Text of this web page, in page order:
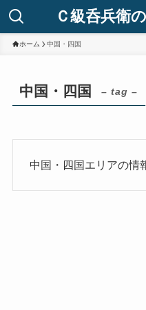
Ｃ級呑兵衛
ホーム 中国・四国
中国・四国 – tag –
中国・四国エリアの情